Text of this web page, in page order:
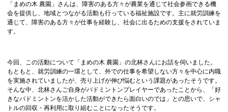
「まめの木 農園」さんは、障害のある方々が農業を通じて社会参画できる機
会を提供し、地域とつながる活動も行っている福祉施設です。主に就労訓練を
通じて、障害のある方々が仕事を経験し、社会に出るための支援をされていま
す。
今回、この活動について「まめの木 農園」の北林さんにお話を伺いました。
もともと、就労訓練の一環として、外での仕事を希望しない方々を中心に内職
を実施されていましたが、売り上げが伸び悩むという課題があったそうです。
そんな中、北林さんご自身がバドミントンプレイヤーであったことから、「好
きなバドミントンを活かした活動ができたら面白いのでは」との思いで、シャ
トルの回収・再利用に取り組むことになったそうです。